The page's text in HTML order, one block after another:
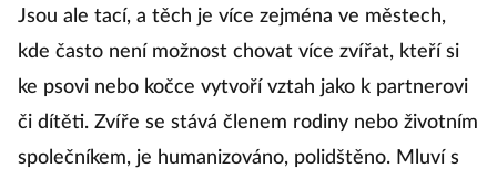
Jsou ale tací, a těch je více zejména ve městech,
kde často není možnost chovat více zvířat, kteří si
ke psovi nebo kočce vytvoří vztah jako k partnerovi
či dítěti. Zvíře se stává členem rodiny nebo životním
společníkem, je humanizováno, polidštěno. Mluví s